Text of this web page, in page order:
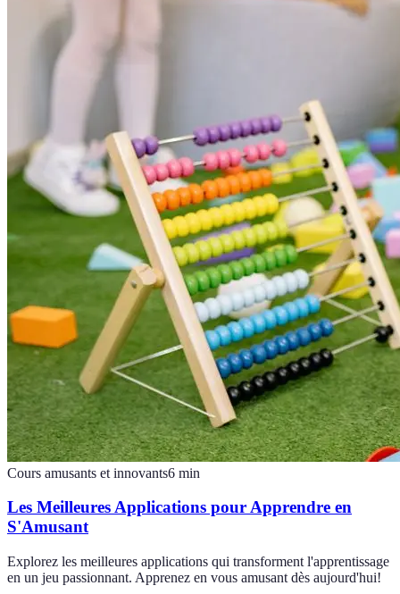
Cours amusants et innovants6 min
Les Meilleures Applications pour Apprendre en
S'Amusant
Explorez les meilleures applications qui transforment l'apprentissage
en un jeu passionnant. Apprenez en vous amusant dès aujourd'hui!